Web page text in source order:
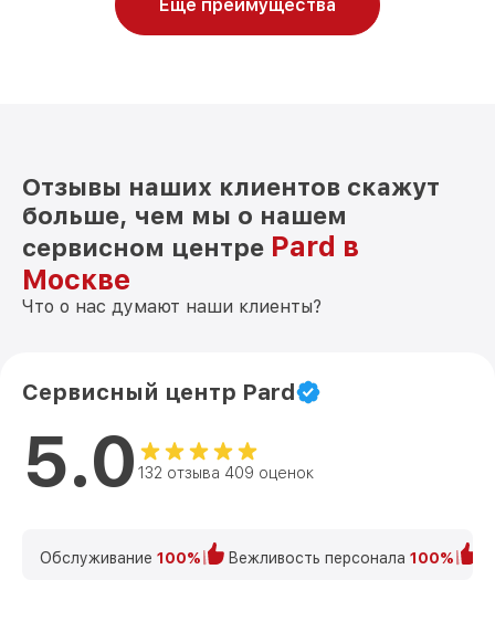
Еще преимущества
Отзывы наших клиентов скажут
больше, чем мы о нашем
сервисном центре Pard в
Москве
Что о нас думают наши клиенты?
Сервисный центр Pard
5.0 132 отзыва 409 оценок
Обслуживание 100% Вежливость персонала 100%